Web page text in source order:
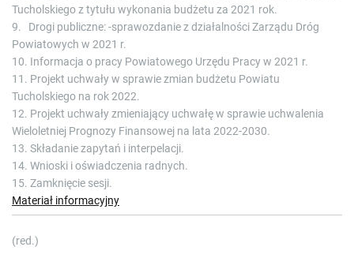
Tucholskiego z tytułu wykonania budżetu za 2021 rok.
9. Drogi publiczne: -sprawozdanie z działalności Zarządu Dróg
Powiatowych w 2021 r.
10. Informacja o pracy Powiatowego Urzędu Pracy w 2021 r.
11. Projekt uchwały w sprawie zmian budżetu Powiatu
Tucholskiego na rok 2022.
12. Projekt uchwały zmieniający uchwałę w sprawie uchwalenia
Wieloletniej Prognozy Finansowej na lata 2022-2030.
13. Składanie zapytań i interpelacji.
14. Wnioski i oświadczenia radnych.
15. Zamknięcie sesji.
Materiał informacyjny
(red.)